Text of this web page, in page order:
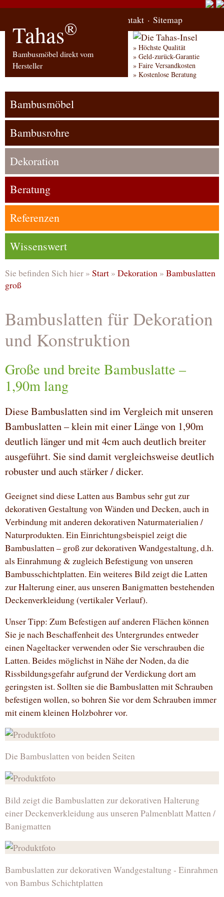
Kontakt Sitemap
Tahas®
Bambusmöbel direkt vom
Hersteller
Höchste Qualität
Geld-zurück-Garantie
Faire Versandkosten
Kostenlose Beratung
Bambusmöbel
Bambusrohre
Dekoration
Beratung
Referenzen
Wissenswert
Sie befinden Sich hier » Start » Dekoration » Bambuslatten
groß
Bambuslatten für Dekoration
und Konstruktion
Große und breite Bambuslatte –
1,90m lang
Diese Bambuslatten sind im Vergleich mit unseren
Bambuslatten – klein mit einer Länge von 1,90m
deutlich länger und mit 4cm auch deutlich breiter
ausgeführt. Sie sind damit vergleichsweise deutlich
robuster und auch stärker / dicker.
Geeignet sind diese Latten aus Bambus sehr gut zur
dekorativen Gestaltung von Wänden und Decken, auch in
Verbindung mit anderen dekorativen Naturmaterialien /
Naturprodukten. Ein Einrichtungsbeispiel zeigt die
Bambuslatten – groß zur dekorativen Wandgestaltung, d.h.
als Einrahmung & zugleich Befestigung von unseren
Bambusschichtplatten. Ein weiteres Bild zeigt die Latten
zur Halterung einer, aus unseren Banigmatten bestehenden
Deckenverkleidung (vertikaler Verlauf).
Unser Tipp: Zum Befestigen auf anderen Flächen können
Sie je nach Beschaffenheit des Untergrundes entweder
einen Nageltacker verwenden oder Sie verschrauben die
Latten. Beides möglichst in Nähe der Noden, da die
Rissbildungsgefahr aufgrund der Verdickung dort am
geringsten ist. Sollten sie die Bambuslatten mit Schrauben
befestigen wollen, so bohren Sie vor dem Schrauben immer
mit einem kleinen Holzbohrer vor.
Die Bambuslatten von beiden Seiten
Bild zeigt die Bambuslatten zur dekorativen Halterung
einer Deckenverkleidung aus unseren Palmenblatt Matten /
Banigmatten
Bambuslatten zur dekorativen Wandgestaltung - Einrahmen
von Bambus Schichtplatten